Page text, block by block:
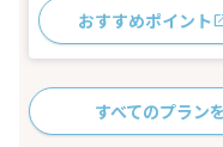
おすすめポイント
すべてのプラン